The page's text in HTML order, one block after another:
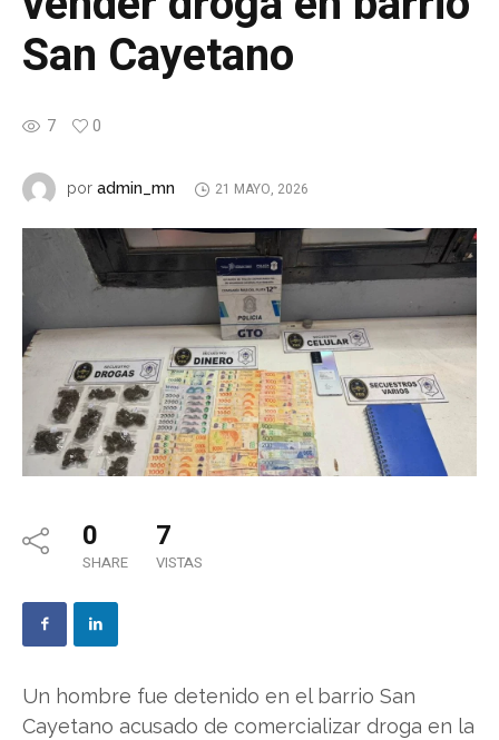
San Cayetano
7 0
por admin_mn 21 MAYO, 2026
0
SHARE
7
VISTAS
Un hombre fue detenido en el barrio San
Cayetano acusado de comercializar droga en la